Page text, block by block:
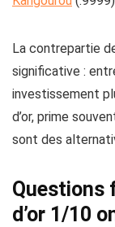
La contrepartie
significative :
investissement
d’or, prime
sont des
Questions
d’or 1/10